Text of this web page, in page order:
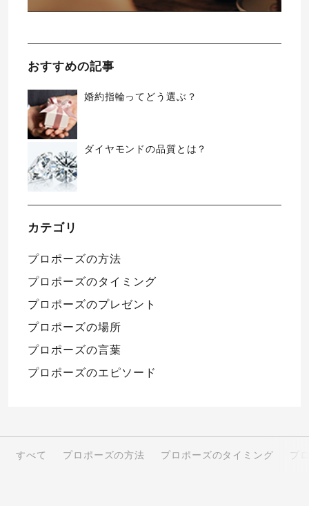
おすすめの記事
婚約指輪ってどう選ぶ？
ダイヤモンドの品質とは？
カテゴリ
プロポーズの方法
プロポーズのタイミング
プロポーズのプレゼント
プロポーズの場所
プロポーズの言葉
プロポーズのエピソード
すべて プロポーズの方法 プロポーズのタイミング プ